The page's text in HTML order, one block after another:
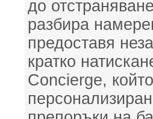
до
разбира
предоставя
кратко
Concierge,